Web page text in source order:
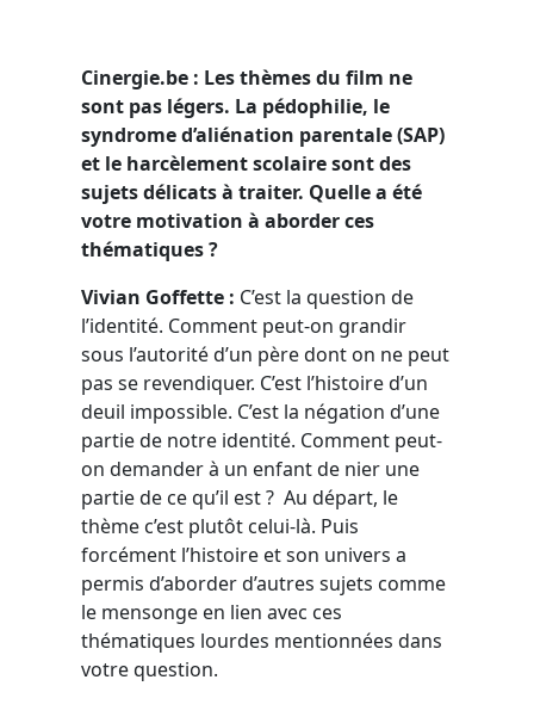
Cinergie.be : Les thèmes du film ne
sont pas légers. La pédophilie, le
syndrome d’aliénation parentale (SAP)
et le harcèlement scolaire sont des
sujets délicats à traiter. Quelle a été
votre motivation à aborder ces
thématiques ?
Vivian Goffette : C’est la question de
l’identité. Comment peut-on grandir
sous l’autorité d’un père dont on ne peut
pas se revendiquer. C’est l’histoire d’un
deuil impossible. C’est la négation d’une
partie de notre identité. Comment peut-
on demander à un enfant de nier une
partie de ce qu’il est ? Au départ, le
thème c’est plutôt celui-là. Puis
forcément l’histoire et son univers a
permis d’aborder d’autres sujets comme
le mensonge en lien avec ces
thématiques lourdes mentionnées dans
votre question.